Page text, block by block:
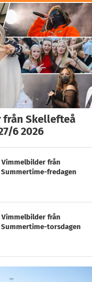
från Skellefteå
6 2026
Vimmelbilder från
fredagen
Vimmelbilder från
torsdagen